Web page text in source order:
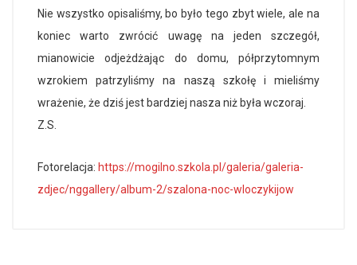
Nie wszystko opisaliśmy, bo było tego zbyt wiele, ale na
koniec warto zwrócić uwagę na jeden szczegół,
mianowicie odjeżdżając do domu, półprzytomnym
wzrokiem patrzyliśmy na naszą szkołę i mieliśmy
wrażenie, że dziś jest bardziej nasza niż była wczoraj.
Z.S.
Fotorelacja: https://mogilno.szkola.pl/galeria/galeria-
zdjec/nggallery/album-2/szalona-noc-wloczykijow